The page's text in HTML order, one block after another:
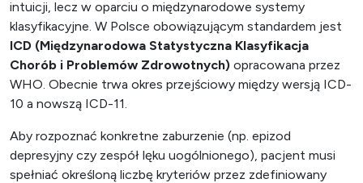
intuicji, lecz w oparciu o międzynarodowe systemy
klasyfikacyjne. W Polsce obowiązującym standardem jest
ICD (Międzynarodowa Statystyczna Klasyfikacja
Chorób i Problemów Zdrowotnych) opracowana przez
WHO. Obecnie trwa okres przejściowy między wersją ICD-
10 a nowszą ICD-11.
Aby rozpoznać konkretne zaburzenie (np. epizod
depresyjny czy zespół lęku uogólnionego), pacjent musi
spełniać określoną liczbę kryteriów przez zdefiniowany